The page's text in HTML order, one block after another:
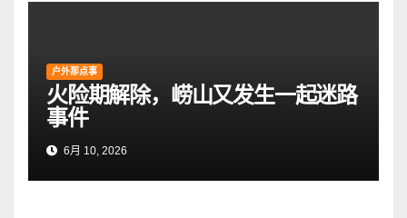
户外那点事
火险期解除，崂山又发生一起迷路
事件
6月 10, 2026